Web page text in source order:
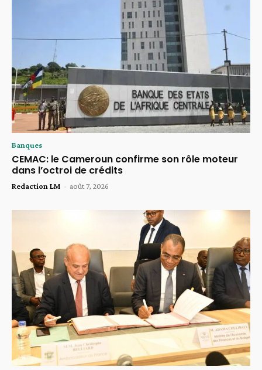
Banques
CEMAC: le Cameroun confirme son rôle moteur
dans l’octroi de crédits
Redaction LM - août 7, 2026